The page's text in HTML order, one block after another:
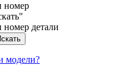
номер
номер детали
модели?